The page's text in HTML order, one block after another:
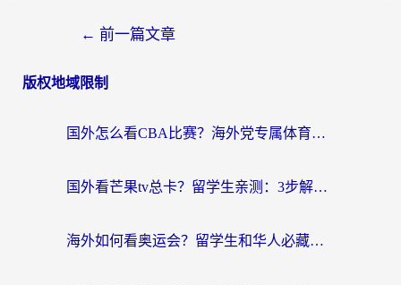
← 前一篇文章
版权地域限制
国外怎么看CBA比赛？海外党专属体育直播指南，告别地区限制看球自由
国外看芒果tv总卡？留学生亲测：3步解决地域限制+流畅追剧攻略
海外如何看奥运会？留学生和华人必藏的体育赛事观看终极指南